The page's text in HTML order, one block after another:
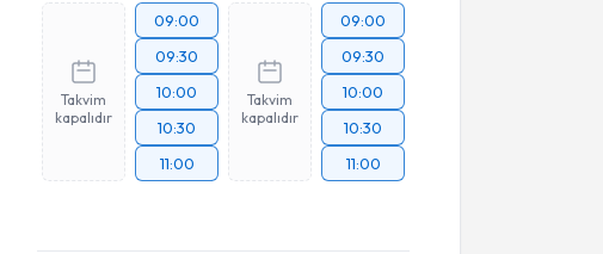
Takvim
kapalıdır
09:00
09:30
10:00
10:30
11:00
Takvim
kapalıdır
09:00
09:30
10:00
10:30
11:00